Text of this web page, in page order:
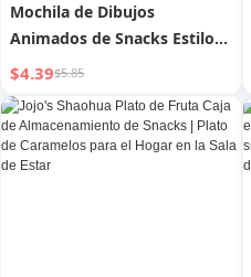
Mochila de Dibujos
Animados de Snacks Estilo
Japonés Ins Bolso de
Hombro Transparente para
Mujer Gran Capacidad
Campus Estudiante Fácil de
Combinar Bolso Cruzado
$4.39$5.85